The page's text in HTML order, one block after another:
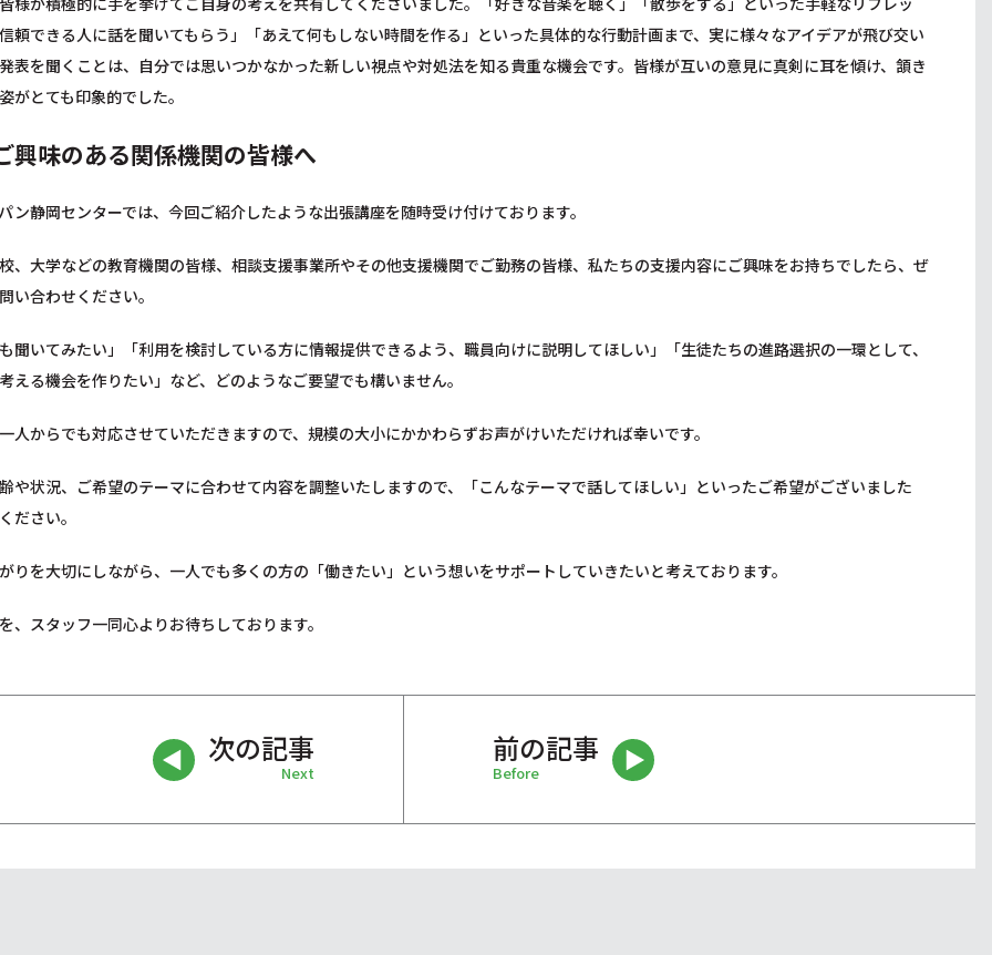
頼できる人に話を聞いてもらう」「あえて何もしない時間を作る」といった具体的な行動計画まで、実に様々なアイデアが飛び交い
表を聞くことは、自分では思いつかなかった新しい視点や対処法を知る貴重な機会です。皆様が互いの意見に真剣に耳を傾け、頷き
がとても印象的でした。
興味のある関係機関の皆様へ
ン静岡センターでは、今回ご紹介したような出張講座を随時受け付けております。
、大学などの教育機関の皆様、相談支援事業所やその他支援機関でご勤務の皆様、私たちの支援内容にご興味をお持ちでしたら、ぜ
い合わせください。
も聞いてみたい」「利用を検討している方に情報提供できるよう、職員向けに説明してほしい」「生徒たちの進路選択の一環として、
える機会を作りたい」など、どのようなご要望でも構いません。
人からでも対応させていただきますので、規模の大小にかかわらずお声がけいただければ幸いです。
や状況、ご希望のテーマに合わせて内容を調整いたしますので、「こんなテーマで話してほしい」といったご希望がございました
ださい。
りを大切にしながら、一人でも多くの方の「働きたい」という想いをサポートしていきたいと考えております。
、スタッフ一同心よりお待ちしております。
次の記事
Next
前の記事
Before